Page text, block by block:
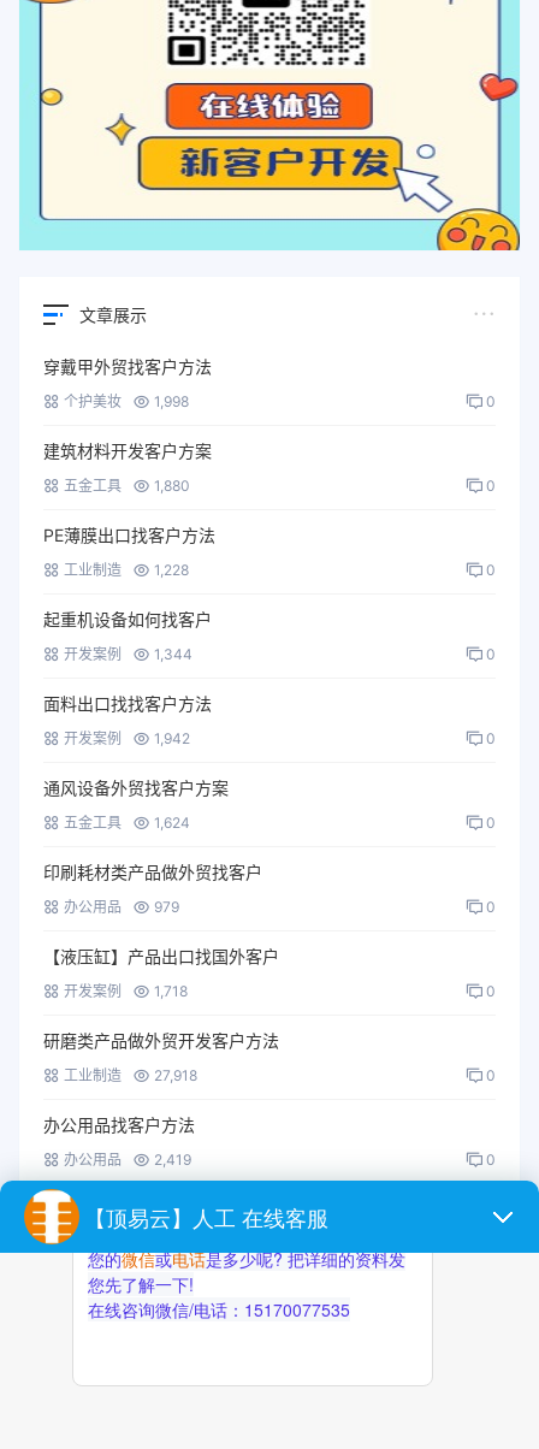
文章展示
穿戴甲外贸找客户方法
个护美妆 1,998 0
建筑材料开发客户方案
五金工具 1,880 0
PE薄膜出口找客户方法
工业制造 1,228 0
起重机设备如何找客户
开发案例 1,344 0
面料出口找找客户方法
开发案例 1,942 0
通风设备外贸找客户方案
五金工具 1,624 0
印刷耗材类产品做外贸找客户
办公用品 979 0
【液压缸】产品出口找国外客户
开发案例 1,718 0
研磨类产品做外贸开发客户方法
工业制造 27,918 0
办公用品找客户方法
办公用品 2,419 0